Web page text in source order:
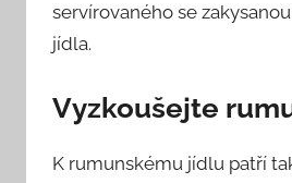
servírovaného se
jídla.
Vyzkoušejte
K rumunskému jídlu patří